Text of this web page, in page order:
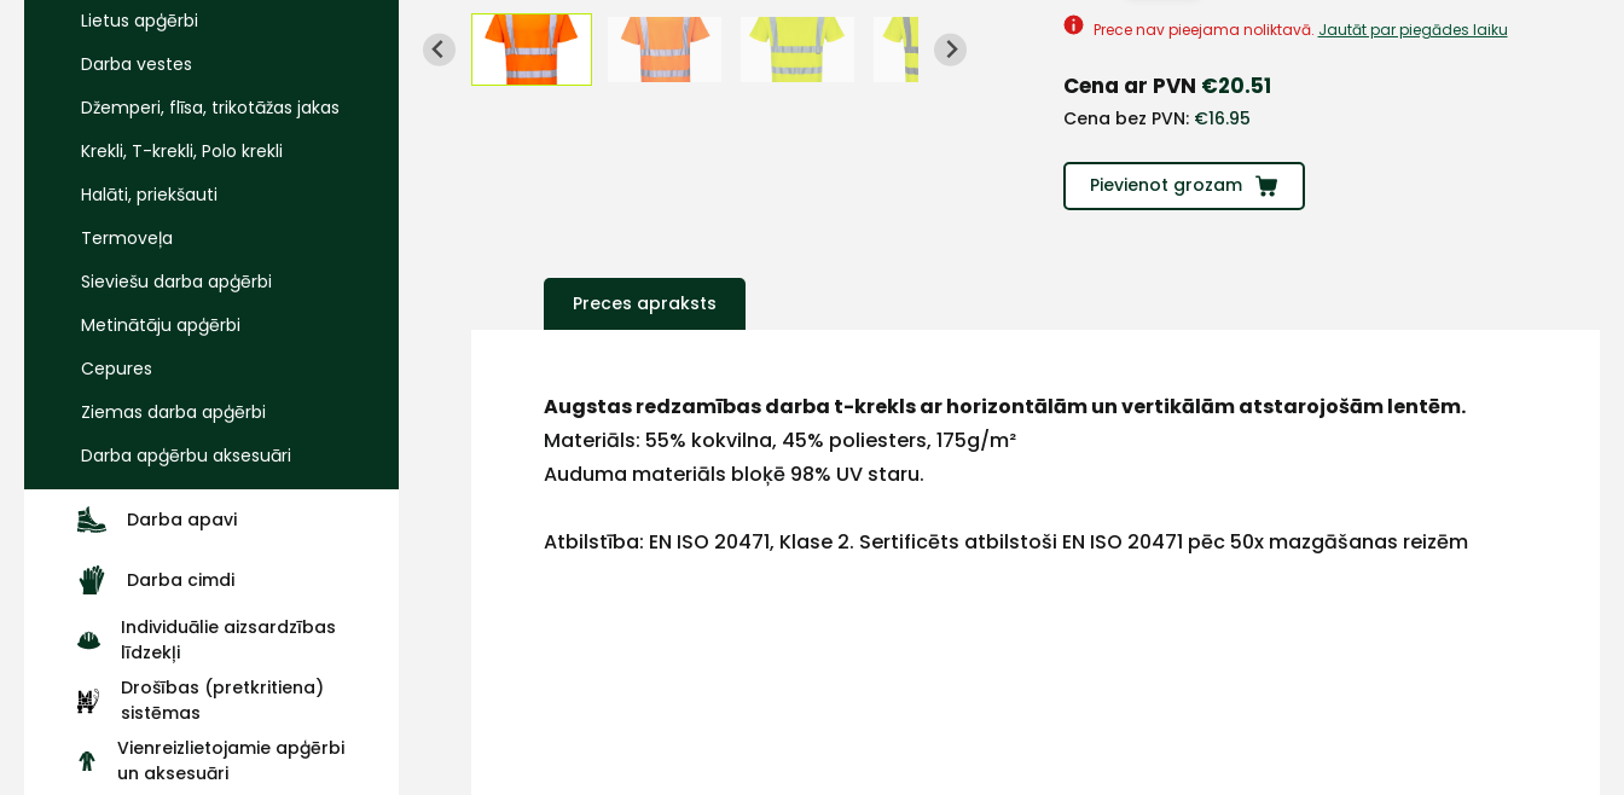
Lietus apģērbi
Darba vestes
Džemperi, flīsa, trikotāžas jakas
Krekli, T-krekli, Polo krekli
Halāti, priekšauti
Termoveļa
Sieviešu darba apģērbi
Metinātāju apģērbi
Cepures
Ziemas darba apģērbi
Darba apģērbu aksesuāri
Darba apavi
Darba cimdi
Individuālie aizsardzības
līdzekļi
Drošības (pretkritiena)
sistēmas
Vienreizlietojamie apģērbi
un aksesuāri
Prece nav pieejama noliktavā. Jautāt par piegādes laiku
Cena ar PVN €20.51
Cena bez PVN: €16.95
Pievienot grozam
Preces apraksts
Augstas redzamības darba t-krekls ar horizontālām un vertikālām atstarojošām lentēm.
Materiāls: 55% kokvilna, 45% poliesters, 175g/m²
Auduma materiāls bloķē 98% UV staru.
Atbilstība: EN ISO 20471, Klase 2. Sertificēts atbilstoši EN ISO 20471 pēc 50x mazgāšanas reizēm
+